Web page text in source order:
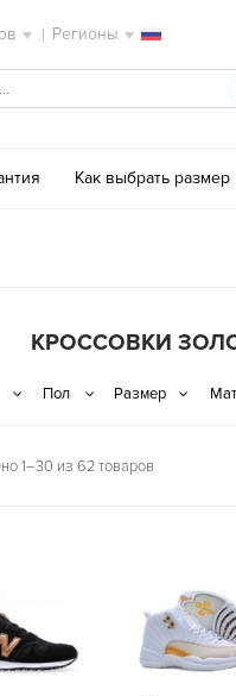
| Регионы
Как выбрать размер
КРОССОВКИ
1–30 из 62 товаров